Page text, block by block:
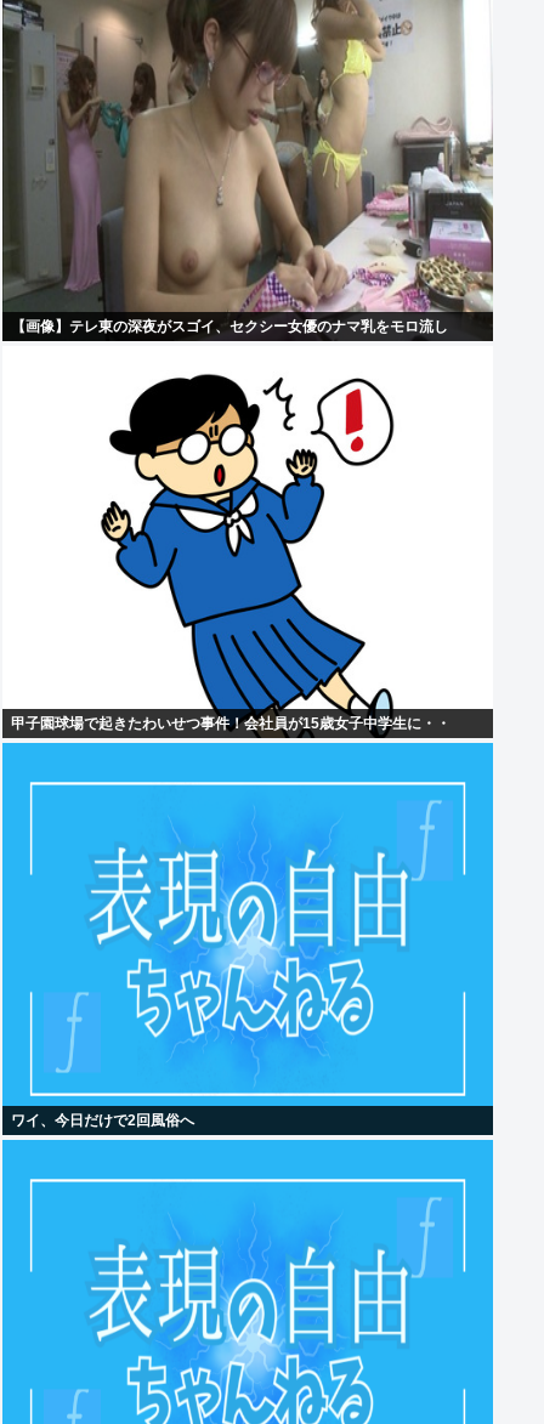
【画像】テレ東の深夜がスゴイ、セクシー女優のナマ乳をモロ流し
甲子園球場で起きたわいせつ事件！会社員が15歳女子中学生に・・
ワイ、今日だけで2回風俗へ